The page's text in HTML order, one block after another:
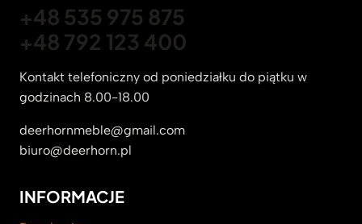
+48 535 975 875
+48 792 123 400
Kontakt telefoniczny od poniedziałku do piątku w
godzinach 8.00-18.00
deerhornmeble@gmail.com
biuro@deerhorn.pl
INFORMACJE